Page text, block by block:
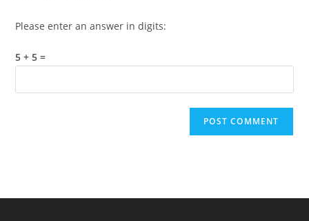
Please enter an answer in digits:
5 + 5 =